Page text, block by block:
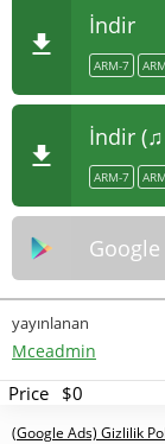
İndir
ARM-7
İndir
ARM-7
yayınlanan
Mceadmin
Price $0
(Google Ads) Gizlilik